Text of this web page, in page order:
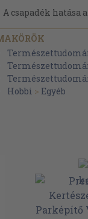
A csapadék hatása
A növények
Az öntözésről
A talaj
A növények
és hogyan
A fenyők és
Az örökzöldek
Az örökzöld
Hobbi > Egyéb